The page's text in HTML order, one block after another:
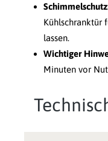
Schimmelschutz
Kühlschranktür
lassen.
Wichtiger
Minuten vor